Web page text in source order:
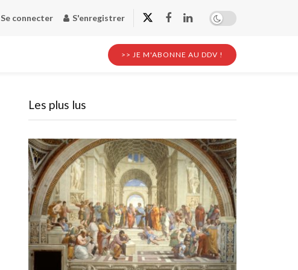
Se connecter S'enregistrer
>> JE M'ABONNE AU DDV !
Les plus lus